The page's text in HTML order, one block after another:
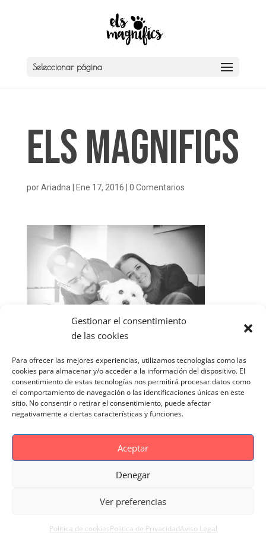
Gestionar el consentimiento
de las cookies
Para ofrecer las mejores experiencias, utilizamos tecnologías como las
cookies para almacenar y/o acceder a la información del dispositivo. El
consentimiento de estas tecnologías nos permitirá procesar datos como
el comportamiento de navegación o las identificaciones únicas en este
sitio. No consentir o retirar el consentimiento, puede afectar
negativamente a ciertas características y funciones.
Aceptar
Denegar
Ver preferencias
Politica de cookiesPolitica de PrivacidadAviso Legal
Seleccionar página
Els Magnifics
porAriadna Ene 17, 2016 0 Comentarios
Politica de Privacidad
Reportaje Magnific